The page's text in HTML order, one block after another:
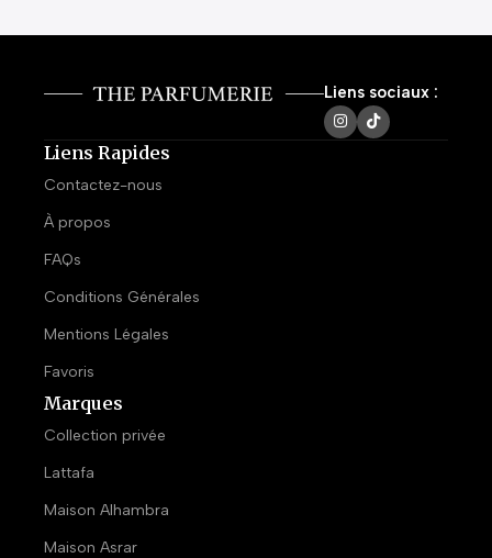
Liens sociaux :
Liens Rapides
Contactez-nous
À propos
FAQs
Conditions Générales
Mentions Légales
Favoris
Marques
Collection privée
Lattafa
Maison Alhambra
Maison Asrar